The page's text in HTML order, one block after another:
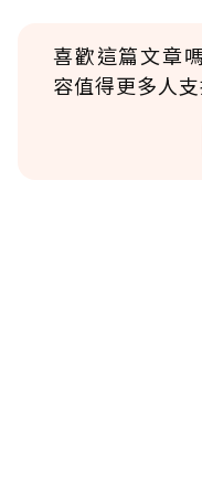
喜歡這篇文章
容值得更多人支